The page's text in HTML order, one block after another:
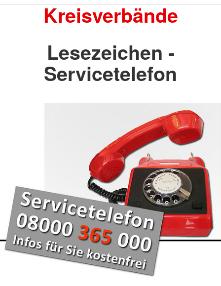
Kreisverbände
Lesezeichen -
Servicetelefon